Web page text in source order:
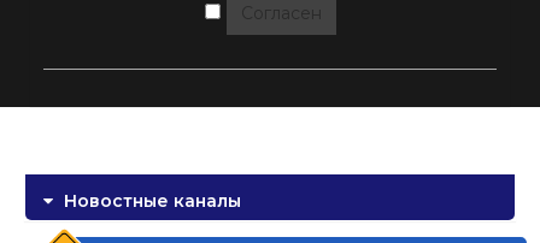
Согласен
Новостные каналы